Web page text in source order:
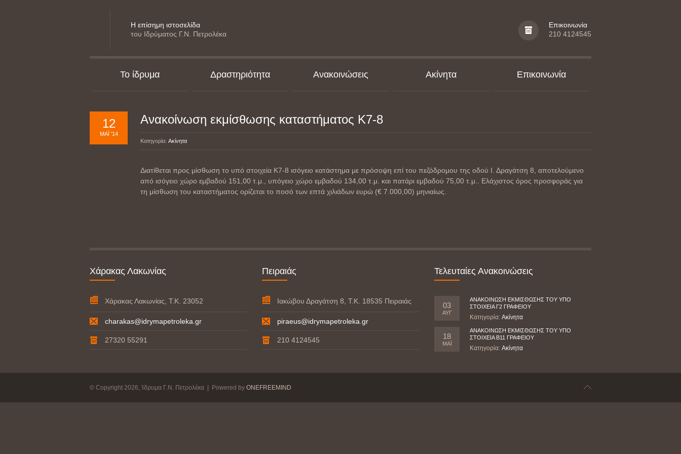
Η επίσημη ιστοσελίδα
του Ιδρύματος Γ.Ν. Πετρολέκα
Επικοινωνία
210 4124545
Το ίδρυμα Δραστηριότητα Ανακοινώσεις Ακίνητα Επικοινωνία
12
ΜΆΙ '14
Ανακοίνωση εκμίσθωσης καταστήματος Κ7-8
Κατηγορία: Ακίνητα
Διατίθεται προς μίσθωση το υπό στοιχεία Κ7-8 ισόγειο κατάστημα με πρόσοψη επί του πεζόδρομου της οδού Ι. Δραγάτση 8, αποτελούμενο
από ισόγειο χώρο εμβαδού 151,00 τ.μ., υπόγειο χώρο εμβαδού 134,00 τ.μ. και πατάρι εμβαδού 75,00 τ.μ.. Ελάχιστος όρος προσφοράς για
τη μίσθωση του καταστήματος ορίζεται το ποσό των επτά χιλιάδων ευρώ (€ 7.000,00) μηνιαίως.
Χάρακας Λακωνίας
Χάρακας Λακωνίας, Τ.Κ. 23052
charakas@idrymapetroleka.gr
27320 55291
Πειραιάς
Ιακώβου Δραγάτση 8, Τ.Κ. 18535 Πειραιάς
piraeus@idrymapetroleka.gr
210 4124545
Τελευταίες Ανακοινώσεις
03
ΑΥΓ
ΑΝΑΚΟΙΝΩΣΗ ΕΚΜΙΣΘΩΣΗΣ ΤΟΥ ΥΠΟ
ΣΤΟΙΧΕΙΑ Γ2 ΓΡΑΦΕΙΟΥ
Κατηγορία: Ακίνητα
18
ΜΆΙ
ΑΝΑΚΟΙΝΩΣΗ ΕΚΜΙΣΘΩΣΗΣ ΤΟΥ ΥΠΟ
ΣΤΟΙΧΕΙΑ Β11 ΓΡΑΦΕΙΟΥ
Κατηγορία: Ακίνητα
© Copyright 2026, Ίδρυμα Γ.Ν. Πετρολέκα | Powered by ONEFREEMIND